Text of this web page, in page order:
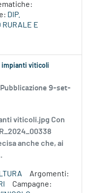
DIP.
RURALE E
impianti viticoli
9-set-
viticoli.jpg Con
anche che, ai
Argomenti:
Campagne: